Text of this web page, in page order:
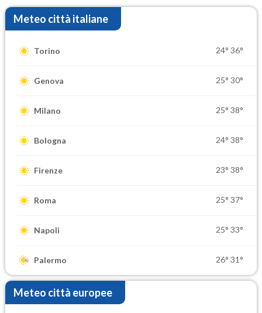
Meteo città italiane
Torino 24° 36°
Genova 25° 30°
Milano 25° 38°
Bologna 24° 38°
Firenze 23° 38°
Roma 25° 37°
Napoli 25° 33°
Palermo 26° 31°
Meteo città europee